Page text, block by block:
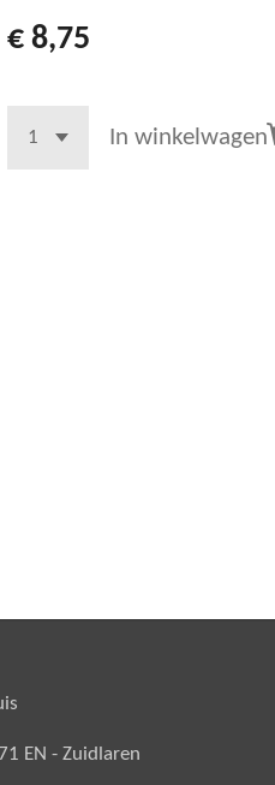
€ 8,75
In winkelwagen
EN - Zuidlaren